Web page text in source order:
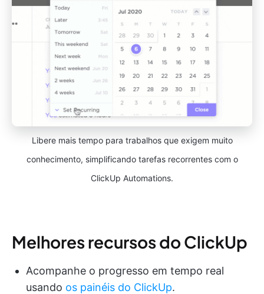
Libere mais tempo para trabalhos que exigem muito
conhecimento, simplificando tarefas recorrentes com o
ClickUp Automations.
Melhores recursos do ClickUp
Acompanhe o progresso em tempo real
usando os painéis do ClickUp.